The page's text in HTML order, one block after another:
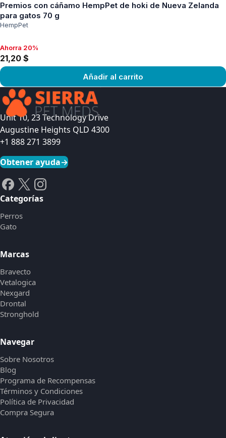
Premios con cáñamo HempPet de hoki de Nueva Zelanda
para gatos 70 g
HempPet
Ahorra 20%, 21,20 $
Ahorra 20%
21,20 $
Añadir al carrito
Ver producto
Unit 10, 23 Technology Drive
Augustine Heights QLD 4300
+1 888 271 3899
Obtener ayuda→
Categorías
Perros
Gato
Marcas
Bravecto
Vetalogica
Nexgard
Drontal
Stronghold
Navegar
Sobre Nosotros
Blog
Programa de Recompensas
Términos y Condiciones
Política de Privacidad
Compra Segura